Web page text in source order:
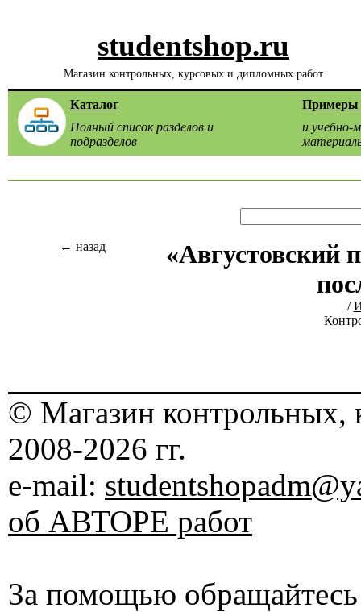
studentshop.ru
Магазин контрольных, курсовых и дипломных работ
Каталог
Полный список разделов и
подразделов
Примеры
и учебно-
← назад
«Августовский
/
© Магазин контрольных,
2008-2026 гг.
e-mail:
об АВТОРЕ работ
За помощью